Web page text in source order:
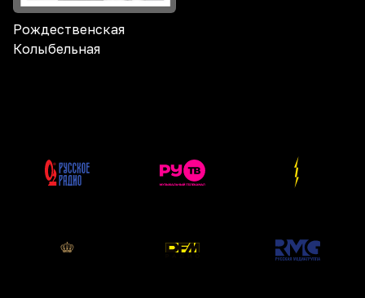
Рождественская
Колыбельная